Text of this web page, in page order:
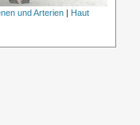
und Arterien| Haut